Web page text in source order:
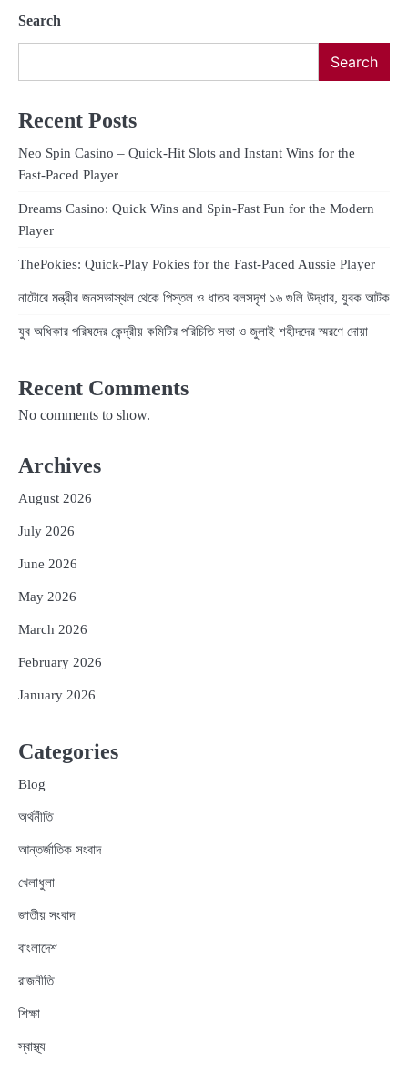
Search
Search
Recent Posts
Neo Spin Casino – Quick‑Hit Slots and Instant Wins for the
Fast‑Paced Player
Dreams Casino: Quick Wins and Spin‑Fast Fun for the Modern
Player
ThePokies: Quick‑Play Pokies for the Fast‑Paced Aussie Player
নাটোরে মন্ত্রীর জনসভাস্থল থেকে পিস্তল ও ধাতব বলসদৃশ ১৬ গুলি উদ্ধার, যুবক আটক
যুব অধিকার পরিষদের কেন্দ্রীয় কমিটির পরিচিতি সভা ও জুলাই শহীদদের স্মরণে দোয়া
Recent Comments
No comments to show.
Archives
August 2026
July 2026
June 2026
May 2026
March 2026
February 2026
January 2026
Categories
Blog
অর্থনীতি
আন্তর্জাতিক সংবাদ
খেলাধুলা
জাতীয় সংবাদ
বাংলাদেশ
রাজনীতি
শিক্ষা
স্বাস্থ্য